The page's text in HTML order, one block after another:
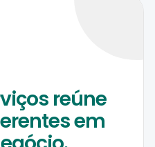
reúne
em